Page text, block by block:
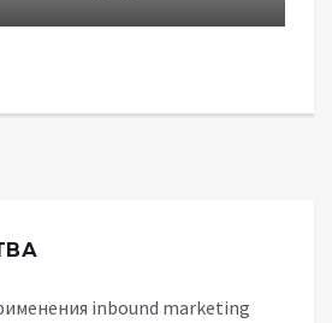
inbound marketing